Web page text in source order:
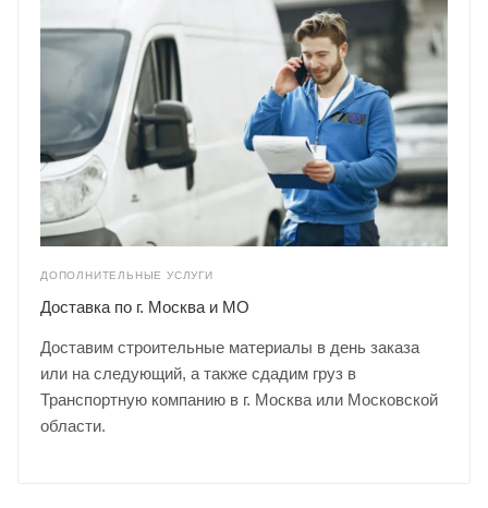
ДОПОЛНИТЕЛЬНЫЕ УСЛУГИ
Доставка по г. Москва и МО
Доставим строительные материалы в день заказа
или на следующий, а также сдадим груз в
Транспортную компанию в г. Москва или Московской
области.